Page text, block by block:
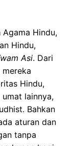
Agama Hindu,
Hindu,
Asi. Dari
Hindu,
umat lainnya,
Bahkan
aturan dan
tanpa